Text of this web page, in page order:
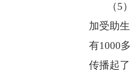
（5
加受助
有1000
传播起